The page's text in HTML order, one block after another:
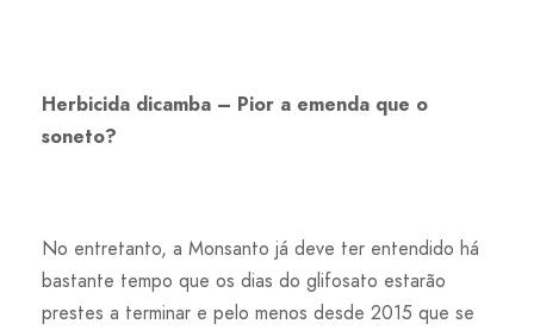
Herbicida dicamba – Pior a emenda que o
soneto?
No entretanto, a Monsanto já deve ter entendido há
bastante tempo que os dias do glifosato estarão
prestes a terminar e pelo menos desde 2015 que se